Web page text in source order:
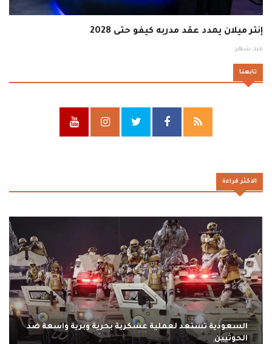
إنتر ميلان يمدد عقد مدربه كيفو حتى 2028
منذ شهر
تابعنا
الاكثر قراءة
السعودية تستعد لعملية عسكرية بحرية وبرية واسعة ضد
الحوثيين